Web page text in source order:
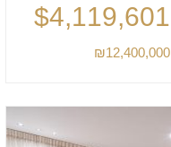
$4,119,601
₪12,400,000